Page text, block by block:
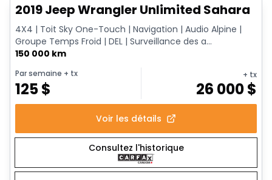
2019 Jeep Wrangler Unlimited Sahara
4X4 | Toit Sky One-Touch | Navigation | Audio Alpine |
Groupe Temps Froid | DEL | Surveillance des a...
150 000 km
Par semaine + tx
125$
+ tx
26 000$
Voir les détails
Consultez l'historique